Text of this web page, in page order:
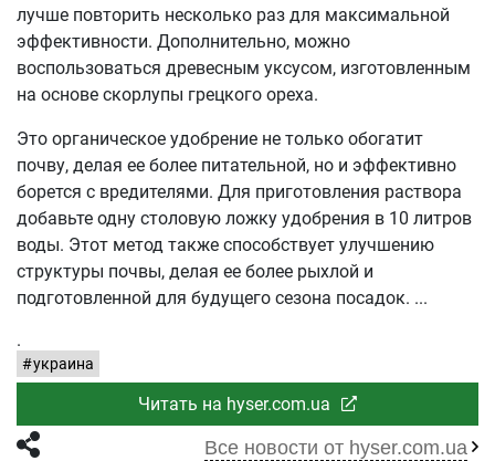
лучше повторить несколько раз для максимальной
эффективности. Дополнительно, можно
воспользоваться древесным уксусом, изготовленным
на основе скорлупы грецкого ореха.
Это органическое удобрение не только обогатит
почву, делая ее более питательной, но и эффективно
борется с вредителями. Для приготовления раствора
добавьте одну столовую ложку удобрения в 10 литров
воды. Этот метод также способствует улучшению
структуры почвы, делая ее более рыхлой и
подготовленной для будущего сезона посадок.
.
украина
Читать на hyser.com.ua
Все новости от hyser.com.ua